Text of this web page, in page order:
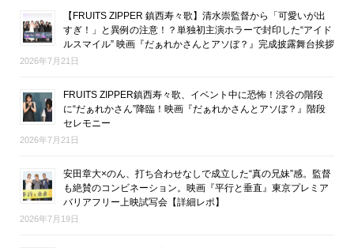
【FRUITS ZIPPER 鎮西寿々歌】清水崇監督から「可愛いが出
すぎ！」と異例の注意！？単独初主演ホラーで封印した“アイド
ルスマイル” 映画『だぁれかさんとアソぼ？』完成披露舞台挨拶
2026年7月21日
FRUITS ZIPPER鎮西寿々歌、イベント中に恐怖！渋谷の階段
に“だぁれかさん”降臨！映画『だぁれかさんとアソぼ？』階段
セレモニー
2026年7月21日
安田章大×のん、打ち合わせなしで成立した“真の兄妹”感。監督
も絶賛のコンビネーション。映画『平行と垂直』東京プレミア
バリアフリー上映試写会【詳細レポ】
2026年7月19日